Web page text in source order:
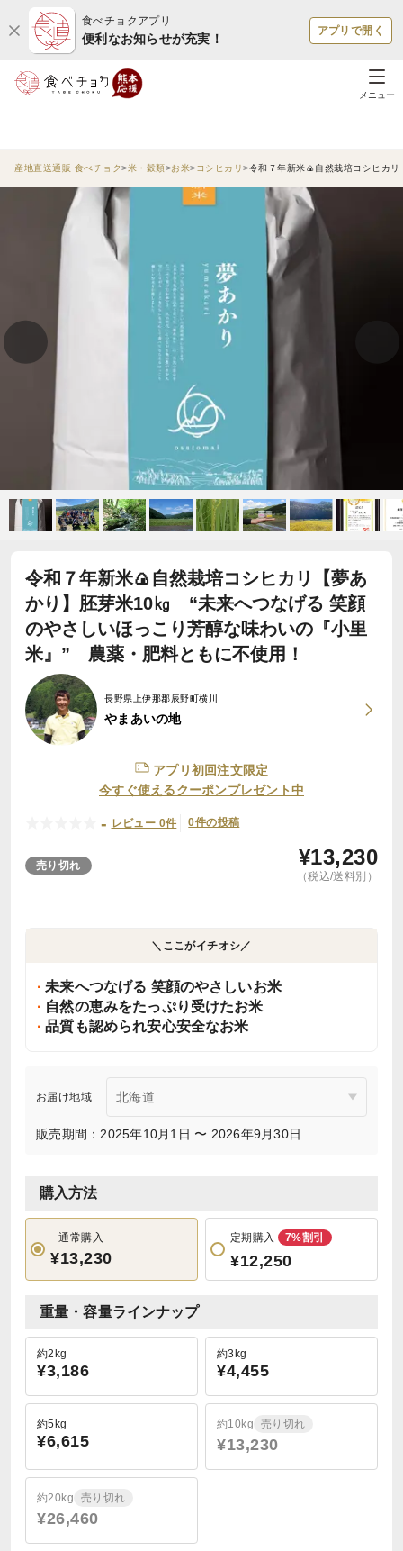
食べチョクアプリ
便利なお知らせが充実！
アプリで開く
メニュー
産地直送通販 食べチョク 米・穀類 お米 コシヒカリ 令和７年新米🍙自然栽培コシヒカ
令和７年新米🍙自然栽培コシヒカリ【夢あ
かり】胚芽米10㎏ “未来へつなげる 笑顔
のやさしいほっこり芳醇な味わいの『小里
米』” 農薬・肥料ともに不使用！
長野県上伊那郡辰野町横川
やまあいの地
アプリ初回注文限定
今すぐ使えるクーポンプレゼント中
- レビュー 0件 0件の投稿
売り切れ ¥13,230
（税込/送料別）
＼ここがイチオシ／
未来へつなげる 笑顔のやさしいお米
自然の恵みをたっぷり受けたお米
品質も認められ安心安全なお米
お届け地域
販売期間：2025年10月1日 〜 2026年9月30日
購入方法
通常購入
¥13,230
定期購入 7%割引
¥12,250
重量・容量ラインナップ
約2kg
¥3,186
約3kg
¥4,455
約5kg
¥6,615
約10kg 売り切れ
¥13,230
約20kg 売り切れ
¥26,460